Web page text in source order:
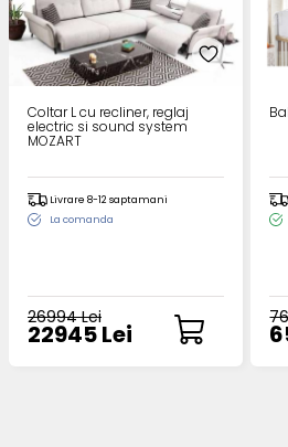
Coltar L cu recliner, reglaj
electric si sound system
MOZART
Livrare 8-12 saptamani
La comanda
26994 Lei
22945 Lei